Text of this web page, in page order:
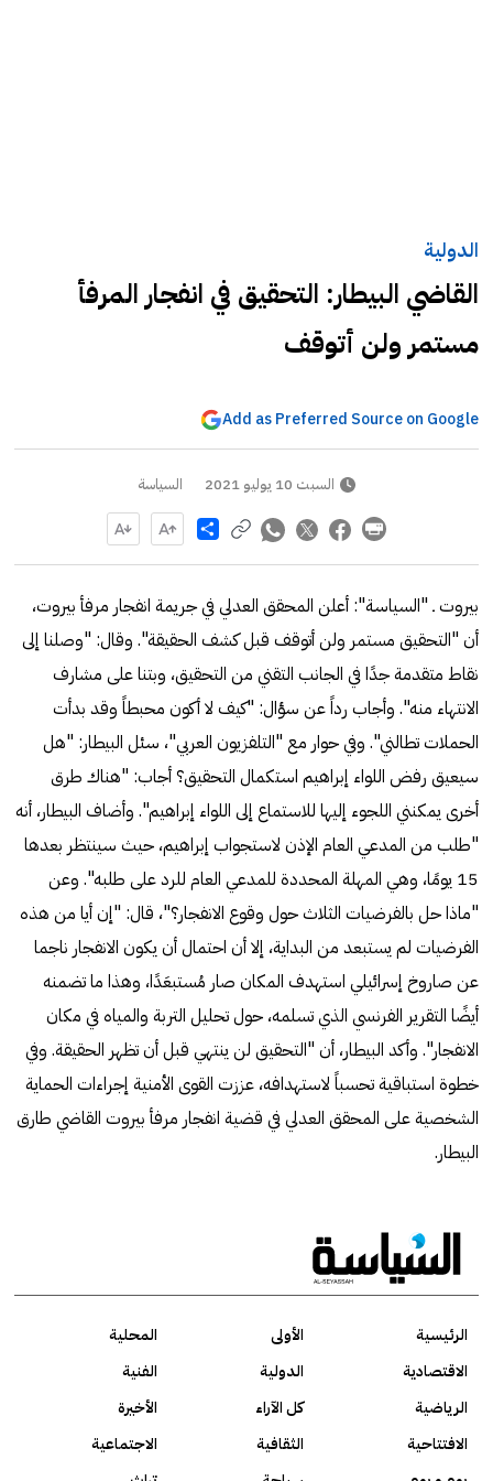
الدولية
القاضي البيطار: التحقيق في انفجار المرفأ
مستمر ولن أتوقف
Add as Preferred Source on Google
السبت 10 يوليو 2021 السياسة
Share
بيروت ـ "السياسة": أعلن المحقق العدلي في جريمة انفجار مرفأ بيروت،
أن "التحقيق مستمر ولن أتوقف قبل كشف الحقيقة". وقال: "وصلنا إلى
نقاط متقدمة جدًا في الجانب التقني من التحقيق، وبتنا على مشارف
الانتهاء منه". وأجاب رداً عن سؤال: "كيف لا أكون محبطاً وقد بدأت
الحملات تطالني". وفي حوار مع "التلفزيون العربي"، سئل البيطار: "هل
سيعيق رفض اللواء إبراهيم استكمال التحقيق؟ أجاب: "هناك طرق
أخرى يمكنني اللجوء إليها للاستماع إلى اللواء إبراهيم". وأضاف البيطار، أنه
"طلب من المدعي العام الإذن لاستجواب إبراهيم، حيث سينتظر بعدها
15 يومًا، وهي المهلة المحددة للمدعي العام للرد على طلبه". وعن
"ماذا حل بالفرضيات الثلاث حول وقوع الانفجار؟"، قال: "إن أيا من هذه
الفرضيات لم يستبعد من البداية، إلا أن احتمال أن يكون الانفجار ناجما
عن صاروخ إسرائيلي استهدف المكان صار مُستبعَدًا، وهذا ما تضمنه
أيضًا التقرير الفرنسي الذي تسلمه، حول تحليل التربة والمياه في مكان
الانفجار". وأكد البيطار، أن "التحقيق لن ينتهي قبل أن تظهر الحقيقة. وفي
خطوة استباقية تحسباً لاستهدافه، عززت القوى الأمنية إجراءات الحماية
الشخصية على المحقق العدلي في قضية انفجار مرفأ بيروت القاضي طارق
البيطار.
الرئيسية الأولى
المحلية
الاقتصادية
الدولية
الفنية
الرياضية
كل الآراء
الأخيرة
الافتتاحية
الثقافية
الاجتماعية